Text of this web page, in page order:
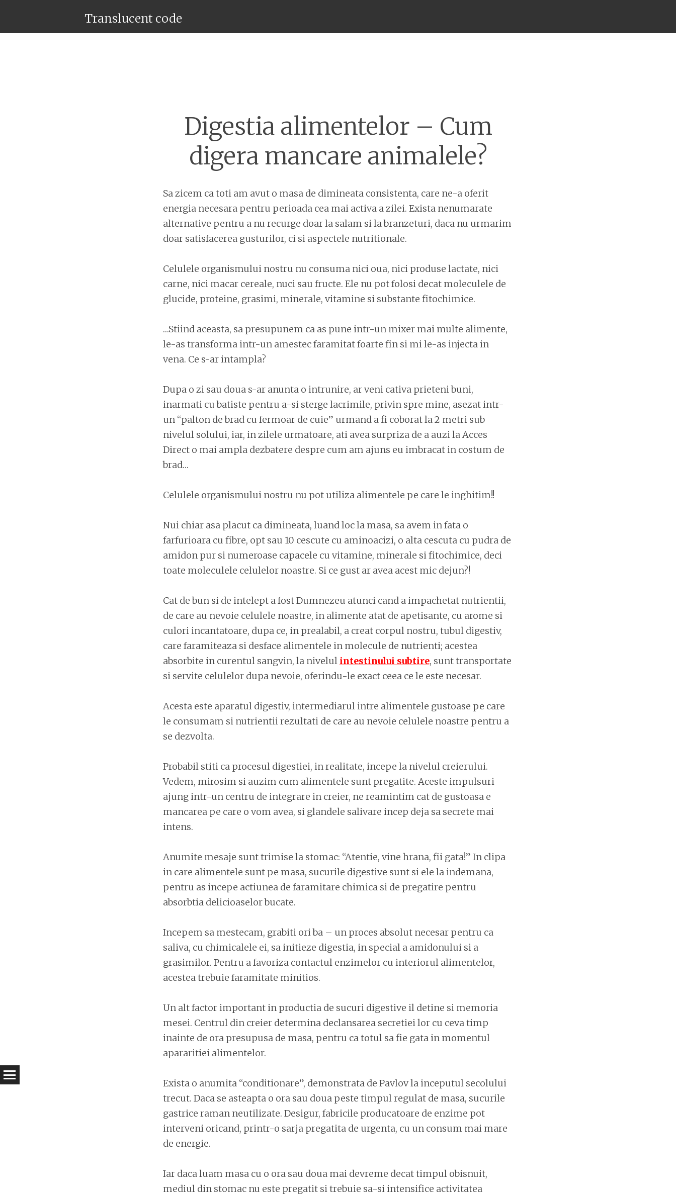
Translucent code
Digestia alimentelor – Cum
digera mancare animalele?
Sa zicem ca toti am avut o masa de dimineata consistenta, care ne-a oferit
energia necesara pentru perioada cea mai activa a zilei. Exista nenumarate
alternative pentru a nu recurge doar la salam si la branzeturi, daca nu urmarim
doar satisfacerea gusturilor, ci si aspectele nutritionale.
Celulele organismului nostru nu consuma nici oua, nici produse lactate, nici
carne, nici macar cereale, nuci sau fructe. Ele nu pot folosi decat moleculele de
glucide, proteine, grasimi, minerale, vitamine si substante fitochimice.
…Stiind aceasta, sa presupunem ca as pune intr-un mixer mai multe alimente,
le-as transforma intr-un amestec faramitat foarte fin si mi le-as injecta in
vena. Ce s-ar intampla?
Dupa o zi sau doua s-ar anunta o intrunire, ar veni cativa prieteni buni,
inarmati cu batiste pentru a-si sterge lacrimile, privin spre mine, asezat intr-
un “palton de brad cu fermoar de cuie” urmand a fi coborat la 2 metri sub
nivelul solului, iar, in zilele urmatoare, ati avea surpriza de a auzi la Acces
Direct o mai ampla dezbatere despre cum am ajuns eu imbracat in costum de
brad…
Celulele organismului nostru nu pot utiliza alimentele pe care le inghitim!!
Nui chiar asa placut ca dimineata, luand loc la masa, sa avem in fata o
farfurioara cu fibre, opt sau 10 cescute cu aminoacizi, o alta cescuta cu pudra de
amidon pur si numeroase capacele cu vitamine, minerale si fitochimice, deci
toate moleculele celulelor noastre. Si ce gust ar avea acest mic dejun?!
Cat de bun si de intelept a fost Dumnezeu atunci cand a impachetat nutrientii,
de care au nevoie celulele noastre, in alimente atat de apetisante, cu arome si
culori incantatoare, dupa ce, in prealabil, a creat corpul nostru, tubul digestiv,
care faramiteaza si desface alimentele in molecule de nutrienti; acestea
absorbite in curentul sangvin, la nivelul intestinului subtire, sunt transportate
si servite celulelor dupa nevoie, oferindu-le exact ceea ce le este necesar.
Acesta este aparatul digestiv, intermediarul intre alimentele gustoase pe care
le consumam si nutrientii rezultati de care au nevoie celulele noastre pentru a
se dezvolta.
Probabil stiti ca procesul digestiei, in realitate, incepe la nivelul creierului.
Vedem, mirosim si auzim cum alimentele sunt pregatite. Aceste impulsuri
ajung intr-un centru de integrare in creier, ne reamintim cat de gustoasa e
mancarea pe care o vom avea, si glandele salivare incep deja sa secrete mai
intens.
Anumite mesaje sunt trimise la stomac: “Atentie, vine hrana, fii gata!” In clipa
in care alimentele sunt pe masa, sucurile digestive sunt si ele la indemana,
pentru as incepe actiunea de faramitare chimica si de pregatire pentru
absorbtia delicioaselor bucate.
Incepem sa mestecam, grabiti ori ba – un proces absolut necesar pentru ca
saliva, cu chimicalele ei, sa initieze digestia, in special a amidonului si a
grasimilor. Pentru a favoriza contactul enzimelor cu interiorul alimentelor,
acestea trebuie faramitate minitios.
Un alt factor important in productia de sucuri digestive il detine si memoria
mesei. Centrul din creier determina declansarea secretiei lor cu ceva timp
inainte de ora presupusa de masa, pentru ca totul sa fie gata in momentul
apararitiei alimentelor.
Exista o anumita “conditionare”, demonstrata de Pavlov la inceputul secolului
trecut. Daca se asteapta o ora sau doua peste timpul regulat de masa, sucurile
gastrice raman neutilizate. Desigur, fabricile producatoare de enzime pot
interveni oricand, printr-o sarja pregatita de urgenta, cu un consum mai mare
de energie.
Iar daca luam masa cu o ora sau doua mai devreme decat timpul obisnuit,
mediul din stomac nu este pregatit si trebuie sa-si intensifice activitatea